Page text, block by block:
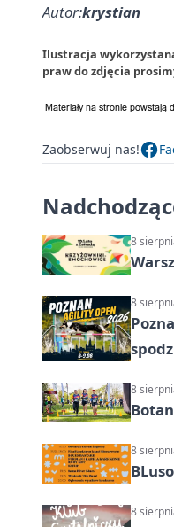
Autor:krystian
Ilustracja
praw do zdjęcia
Zaobserwuj nas!
8
8
8
8
8